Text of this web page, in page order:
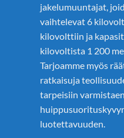
jakelumuuntajat,
vaihtelevat 6
kilovolttiin ja
kilovoltista 1 200
Tarjoamme myös
ratkaisuja
tarpeisiin varmistaen
luotettavuuden.